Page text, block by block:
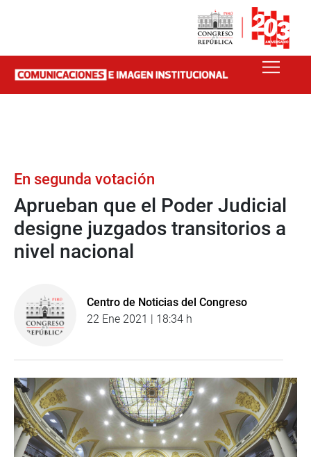
En segunda votación
Aprueban que el Poder Judicial
designe juzgados transitorios a
nivel nacional
Centro de Noticias del Congreso
22 Ene 2021 | 18:34 h